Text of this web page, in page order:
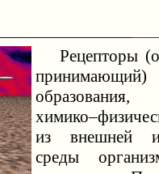
Рецепторы
образования,
из внешней
среды